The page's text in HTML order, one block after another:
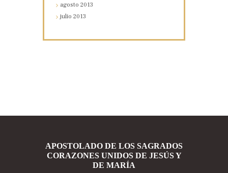
agosto2013
julio2013
APOSTOLADO DE LOS SAGRADOS
CORAZONES UNIDOS DE JESÚS Y
DE MARÍA